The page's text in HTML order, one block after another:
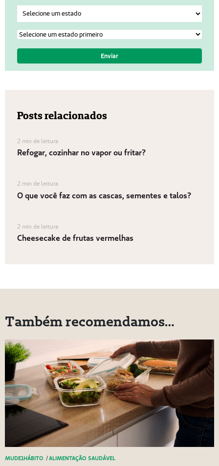
Posts relacionados
2 min de leitura
Refogar, cozinhar no vapor ou fritar?
2 min de leitura
O que você faz com as cascas, sementes e talos?
2 min de leitura
Cheesecake de frutas vermelhas
Também recomendamos…
MUDE1HÁBITO /ALIMENTAÇÃO SAUDÁVEL